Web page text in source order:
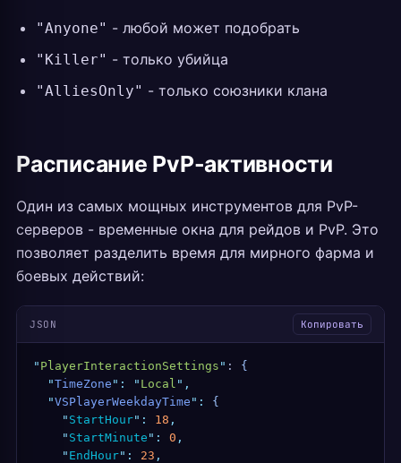
"Anyone" - любой может подобрать
"Killer" - только убийца
"AlliesOnly" - только союзники клана
Расписание PvP-активности
Один из самых мощных инструментов для PvP-
серверов - временные окна для рейдов и PvP. Это
позволяет разделить время для мирного фарма и
боевых действий:
JSON Копировать
" PlayerInteractionSettings " : {
  "
TimeZone " : " Local " ,
  "
VSPlayerWeekdayTime " :
{
    "
StartHour" : 18 ,
    "
StartMinute " : 0 ,
    "
EndHour" : 23 ,